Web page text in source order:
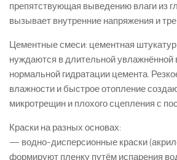
препятствующая выведению влаги из
вызывает внутренние напряжения и
Цементные смеси: цементная
нуждаются в длительной
нормальной гидратации цемента.
влажности и быстрое отопление
микротрещин и плохого сцепления с
Краски на разных основах:
— водно-дисперсионные краски
формируют пленку путём испарения